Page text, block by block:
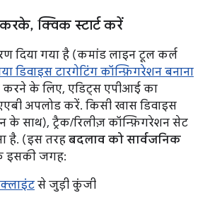
करके, क्विक स्टार्ट करें
दिया गया है (कमांड लाइन टूल कर्ल
डिवाइस टारगेटिंग कॉन्फ़िगरेशन बनाना
के लिए, एडिट्स एपीआई का
अपलोड करें. किसी खास डिवाइस
के साथ), ट्रैक/रिलीज़ कॉन्फ़िगरेशन सेट
है. (इस तरह बदलाव को सार्वजनिक
इसकी जगह:
से जुड़ी कुंजी